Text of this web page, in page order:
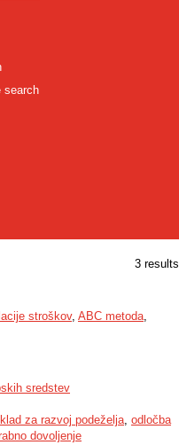
search
3 results
stroškov, ABC metoda,
sredstev
za razvoj podeželja, odločba
dovoljenje